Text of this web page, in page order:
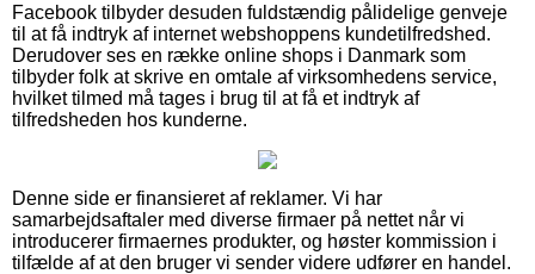
Facebook tilbyder desuden fuldstændig pålidelige genveje
til at få indtryk af internet webshoppens kundetilfredshed.
Derudover ses en række online shops i Danmark som
tilbyder folk at skrive en omtale af virksomhedens service,
hvilket tilmed må tages i brug til at få et indtryk af
tilfredsheden hos kunderne.
Denne side er finansieret af reklamer. Vi har
samarbejdsaftaler med diverse firmaer på nettet når vi
introducerer firmaernes produkter, og høster kommission i
tilfælde af at den bruger vi sender videre udfører en handel.